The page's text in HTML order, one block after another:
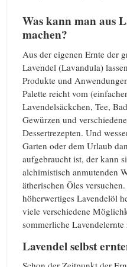
Was kann man aus
machen?
Aus der eigenen Ernte der
Lavendel (Lavandula)
Produkte und
Palette reicht vom
Lavendelsäckchen, Tee,
Gewürzen und
Dessertrezepten. Und
Garten oder dem Urlaub
aufgebraucht ist, der kann
alchimistisch anmutenden
ätherischen Öles
höherwertiges Lavendelöl
viele verschiedene
sommerliche Lavendelernte
Lavendel selbst